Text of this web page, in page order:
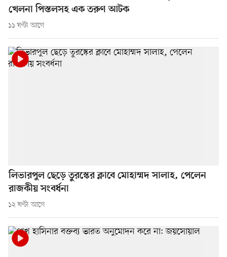
খেলনা পিস্তলসহ এক তরুণ আটক
১১ ঘণ্টা আগে
লিভারপুল ছেড়ে তুরস্কের ক্লাবে মোহাম্মদ সালাহ, পেলেন
রাজকীয় সংবর্ধনা
১২ ঘণ্টা আগে